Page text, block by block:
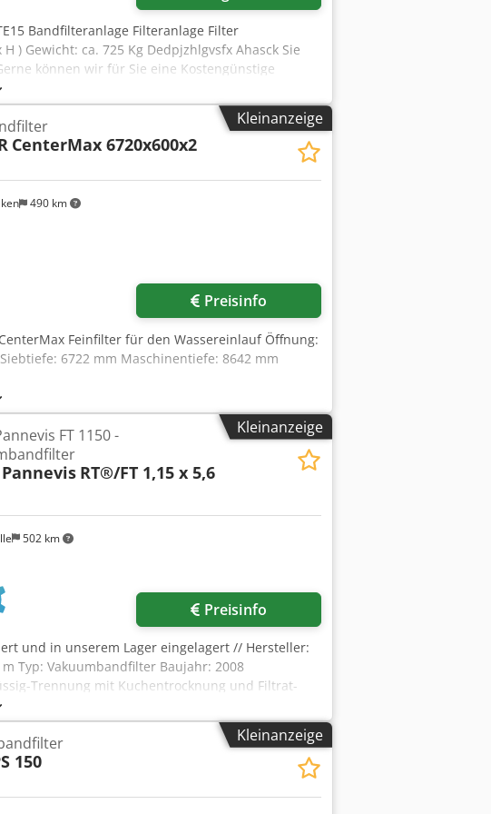
Bandfilteranlage Filteranlage Filter
) Gewicht: ca. 725 Kg Dedpjzhlgvsfx Ahasck Sie
können wir für Sie eine Kostengünstige
Für Ausländische Kunden kann auch
eine gültige Ust.Indent.Nr. Zwischenverkauf
sich auch unsere weiteren Angebote an.
Ihrer Inhaber und dienen lediglich zur
von technischen Daten sowie Irrtümer in
vorbehalten.
Kleinanzeige
490 km
CenterMax 6720x600x2
Preisinfo
Feinfilter für den Wassereinlauf Öffnung:
6722 mm Maschinentiefe: 8642 mm
Kleinanzeige
502 km
FT 1150 -
RT®/FT 1,15 x 5,6
Preisinfo
und in unserem Lager eingelagert // Hersteller:
m Typ: Vakuumbandfilter Baujahr: 2008
Trennung mit Kuchentrocknung und Filtrat-
Edelstahl Filterfläche: 6,4 m² Kuchenreinigung:
jeweiligen Filtrate werden separat aufgefangen
– Rückspülung
Rückzug Dedpfxex R D D Is Ahajck Betriebsart /
Filtertuch Tuchausrichtung und -spannung
und Umwälzpumpen Vakuumpumpeneinheit: –
Kleinanzeige
150